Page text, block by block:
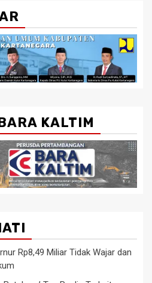
KALTIM
Rp8,49 Miliar Tidak Wajar dan